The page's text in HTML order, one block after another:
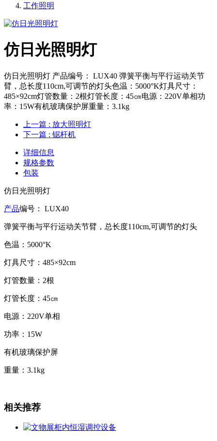
工作照明
仿日光照明灯
仿日光照明灯 产品编号： LUX40 弹簧平衡与平行运动关节
臂，总长度110cm,可调节的灯头色温：5000°K灯具尺寸：
485×92cm灯管数量：2根灯管长度：45㎝电源：220V单相功
率：15W有机玻璃保护屏重量：3.1kg
上一篇 : 放大照明灯
下一篇 : 锯杆机
详细信息
规格参数
包装
仿日光照明灯
产品编号： LUX40
弹簧平衡与平行运动关节臂，总长度110cm,可调节的灯头
色温：5000°K
灯具尺寸：485×92cm
灯管数量：2根
灯管长度：45㎝
电源：220V单相
功率：15W
有机玻璃保护屏
重量：3.1kg
相关推荐